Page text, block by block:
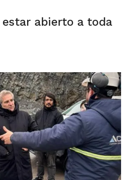
estar abierto a toda